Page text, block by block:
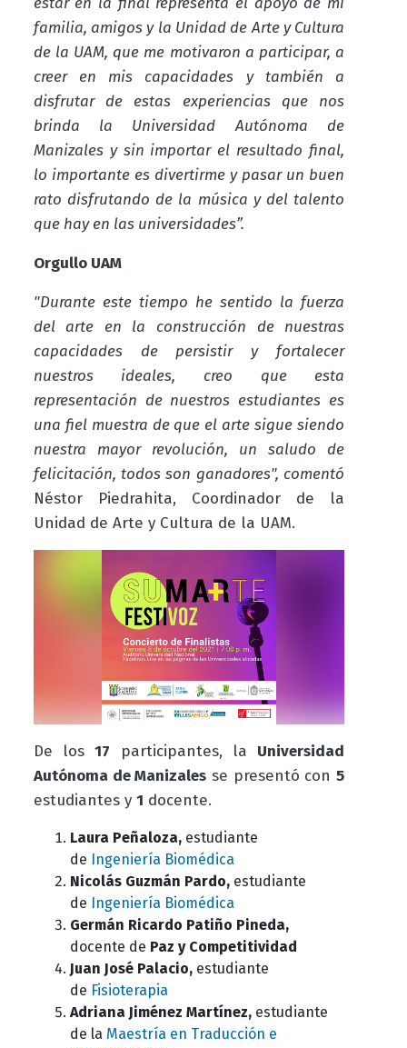
familia, amigos y la Unidad de Arte y Cultura
de la UAM, que me motivaron a participar, a
creer en mis capacidades y también a
disfrutar de estas experiencias que nos
brinda la Universidad Autónoma de
Manizales y sin importar el resultado final,
lo importante es divertirme y pasar un buen
rato disfrutando de la música y del talento
que hay en las universidades”.
Orgullo UAM
"Durante este tiempo he sentido la fuerza
del arte en la construcción de nuestras
capacidades de persistir y fortalecer
nuestros ideales, creo que esta
representación de nuestros estudiantes es
una fiel muestra de que el arte sigue siendo
nuestra mayor revolución, un saludo de
felicitación, todos son ganadores", comentó
Néstor Piedrahita, Coordinador de la
Unidad de Arte y Cultura de la UAM.
De los17 participantes, la Universidad
Autónoma de Manizales se presentó con5
estudiantes y 1 docente.
Laura Peñaloza, estudiante
de Ingeniería Biomédica
Nicolás Guzmán Pardo, estudiante
de Ingeniería Biomédica
Germán Ricardo Patiño Pineda,
docente de Paz y Competitividad
Juan José Palacio, estudiante
de Fisioterapia
Adriana Jiménez Martínez, estudiante
de la Maestría en Traducción e